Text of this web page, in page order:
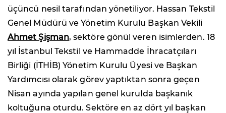
üçüncü nesil tarafından yönetiliyor. Hassan Tekstil
Genel Müdürü ve Yönetim Kurulu Başkan Vekili
Ahmet Şişman, sektöre gönül veren isimlerden. 18
yıl İstanbul Tekstil ve Hammadde İhracatçıları
Birliği (İTHİB) Yönetim Kurulu Üyesi ve Başkan
Yardımcısı olarak görev yaptıktan sonra geçen
Nisan ayında yapılan genel kurulda başkanık
koltuğuna oturdu. Sektöre en az dört yıl başkan